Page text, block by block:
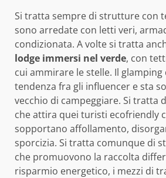
Si tratta sempre di strutture con
sono arredate con letti veri,
condizionata. A volte si tratta
lodge immersi nel verde, con
cui ammirare le stelle. Il glamping
tendenza fra gli influencer e sta
vecchio di campeggiare. Si tratta
che attira quei turisti ecofriendly
sopportano affollamento,
sporcizia. Si tratta comunque di
che promuovono la raccolta
risparmio energetico, i mezzi di